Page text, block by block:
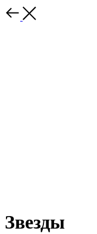
Звезды